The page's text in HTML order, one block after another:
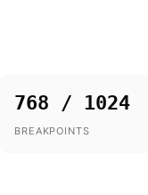
768 / 1024
BREAKPOINTS